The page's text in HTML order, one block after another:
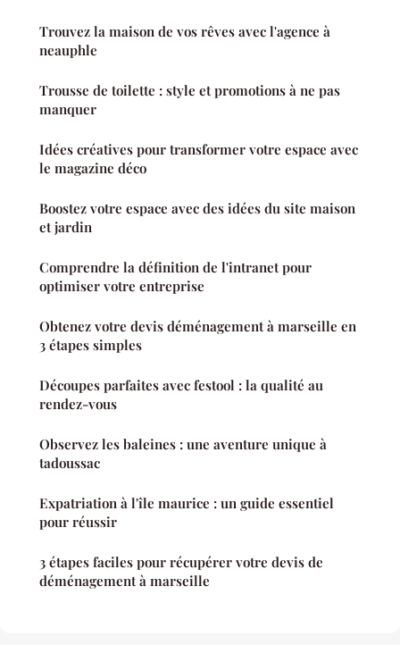
Trouvez la maison de vos rêves avec l'agence à
neauphle
Trousse de toilette : style et promotions à ne pas
manquer
Idées créatives pour transformer votre espace avec
le magazine déco
Boostez votre espace avec des idées du site maison
et jardin
Comprendre la définition de l'intranet pour
optimiser votre entreprise
Obtenez votre devis déménagement à marseille en
3 étapes simples
Découpes parfaites avec festool : la qualité au
rendez-vous
Observez les baleines : une aventure unique à
tadoussac
Expatriation à l'île maurice : un guide essentiel
pour réussir
3 étapes faciles pour récupérer votre devis de
déménagement à marseille